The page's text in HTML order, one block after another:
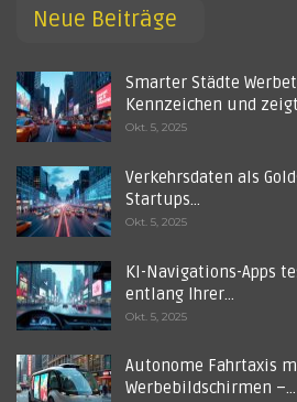
Neue Beiträge
Smarter Städte
Kennzeichen und
Okt. 5, 2025
Verkehrsdaten als
Startups…
Okt. 5, 2025
KI-Navigations-Apps
entlang Ihrer…
Okt. 5, 2025
Autonome Fahrtaxis
Werbebildschirmen –…